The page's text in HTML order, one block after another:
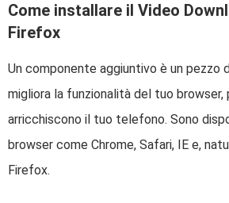
Come installare il Video
Firefox
Un componente aggiuntivo è un pezzo
migliora la funzionalità del tuo browser,
arricchiscono il tuo telefono. Sono
browser come Chrome, Safari, IE e,
Firefox.